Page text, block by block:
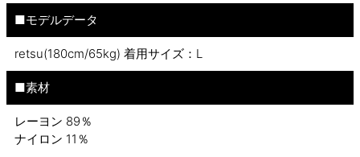
■モデルデータ
retsu(180cm/65kg) 着用サイズ：L
■素材
レーヨン 89％
ナイロン 11％